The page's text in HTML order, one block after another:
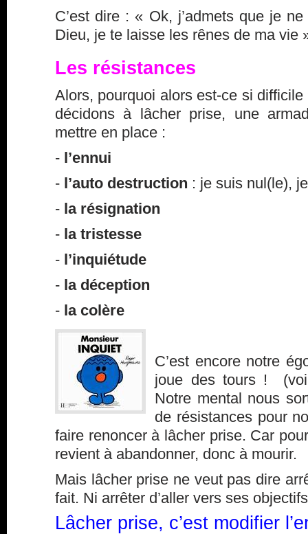
C’est dire : « Ok, j’admets que je
Dieu, je te laisse les rênes de ma vie
Les résistances
Alors, pourquoi alors est-ce si
décidons à lâcher prise, une
mettre en place :
- l’ennui
- l’auto destruction : je suis nul(le),
- la résignation
- la tristesse
- l’inquiétude
- la déception
- la colère
C’est encore notre
joue des tours !
Notre mental nous
de résistances pour
faire renoncer à lâcher prise. Car
revient à abandonner, donc à mourir.
Mais lâcher prise ne veut pas dire
fait. Ni arrêter d’aller vers ses
Lâcher prise, c’est modifier